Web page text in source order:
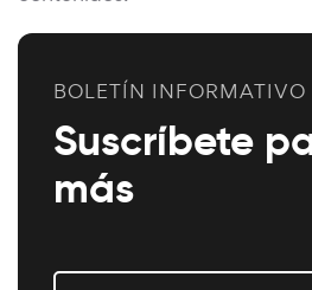
BOLETÍN INFORMATIVO
Suscríbete
más